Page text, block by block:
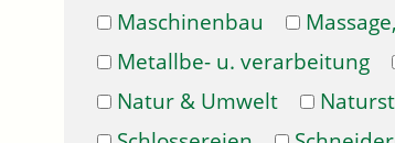
Maschinenbau
Metallbe- u. verarbeitung
Natur & Umwelt